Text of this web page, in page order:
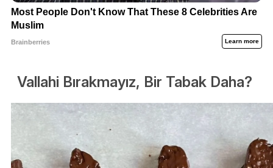
Vallahi Bırakmayız, Bir Tabak Daha?